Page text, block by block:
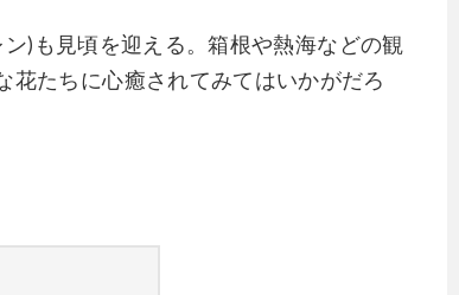
)も見頃を迎える。箱根や熱海などの観
花たちに心癒されてみてはいかがだろ